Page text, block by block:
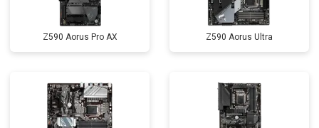
Z590 Aorus Pro AX Z590 Aorus Ultra